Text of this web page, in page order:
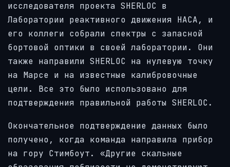
исследователя проекта SHERLOC в
Лаборатории реактивного движения НАСА, и
его коллеги собрали спектры с запасной
бортовой оптики в своей лаборатории. Они
также направили SHERLOC на нулевую точку
на Марсе и на известные калибровочные
цели. Все это было использовано для
подтверждения правильной работы SHERLOC.
Окончательное подтверждение данных было
получено, когда команда направила прибор
на гору Стимбоут. «Другие скальные